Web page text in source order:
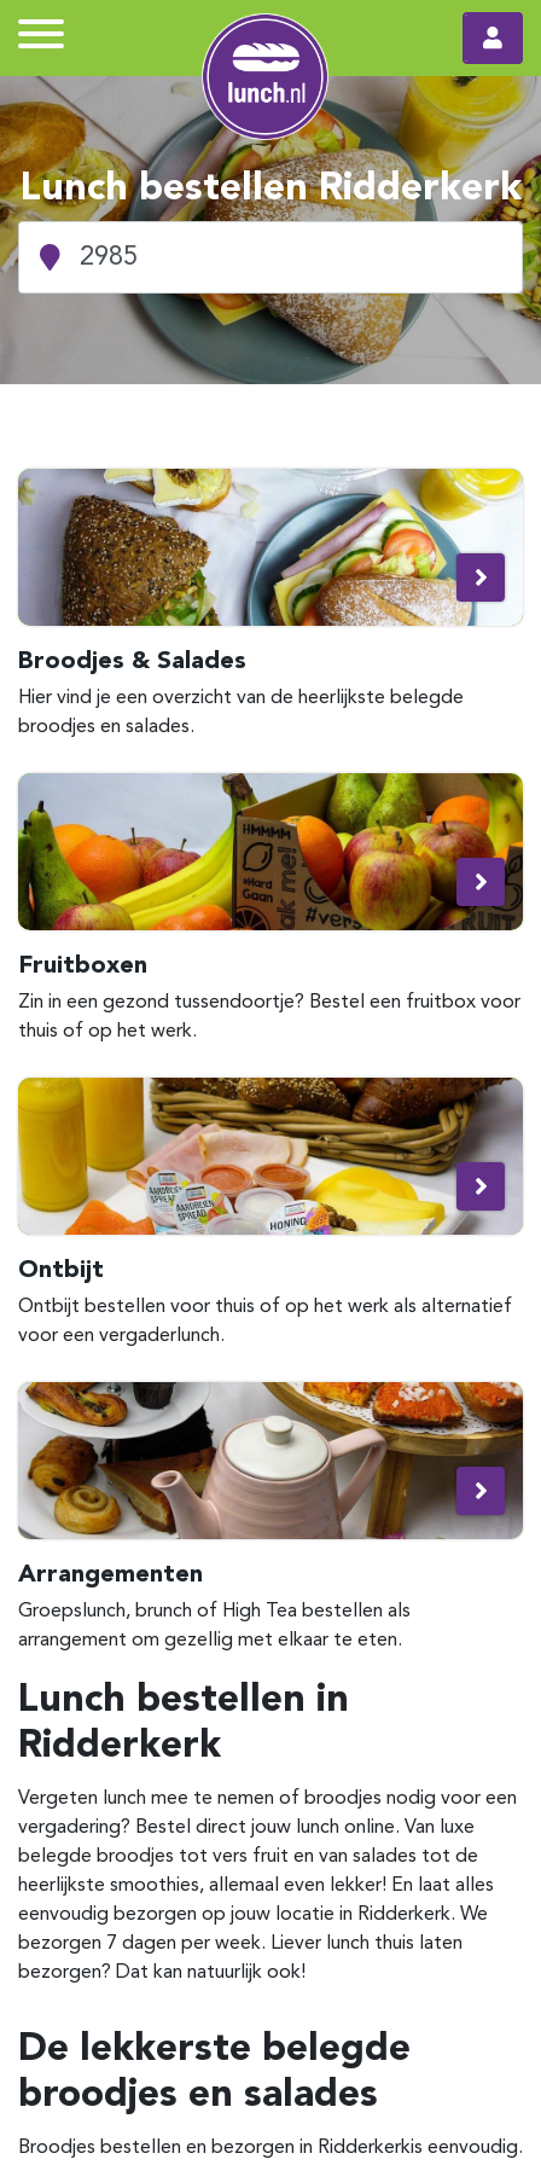
Lunch bestellen Ridderkerk
Broodjes & Salades
Hier vind je een overzicht van de heerlijkste belegde
broodjes en salades.
Fruitboxen
Zin in een gezond tussendoortje? Bestel een fruitbox voor
thuis of op het werk.
Ontbijt
Ontbijt bestellen voor thuis of op het werk als alternatief
voor een vergaderlunch.
Arrangementen
Groepslunch, brunch of High Tea bestellen als
arrangement om gezellig met elkaar te eten.
Lunch bestellen in
Ridderkerk
Vergeten lunch mee te nemen of broodjes nodig voor een
vergadering? Bestel direct jouw lunch online. Van luxe
belegde broodjes tot vers fruit en van salades tot de
heerlijkste smoothies, allemaal even lekker! En laat alles
eenvoudig bezorgen op jouw locatie in Ridderkerk. We
bezorgen 7 dagen per week. Liever lunch thuis laten
bezorgen? Dat kan natuurlijk ook!
De lekkerste belegde
broodjes en salades
Broodjes bestellen en bezorgen in Ridderkerkis eenvoudig.